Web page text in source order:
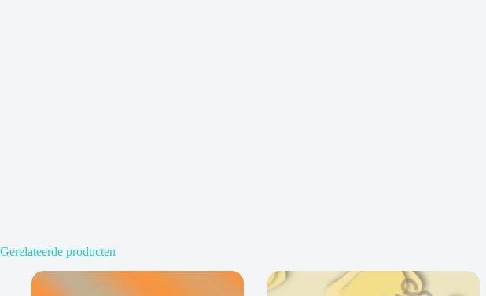
Gerelateerde producten